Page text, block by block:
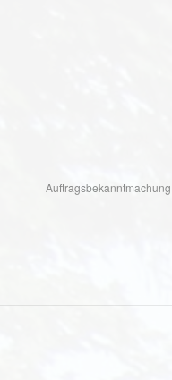
Auftragsbekanntmachung